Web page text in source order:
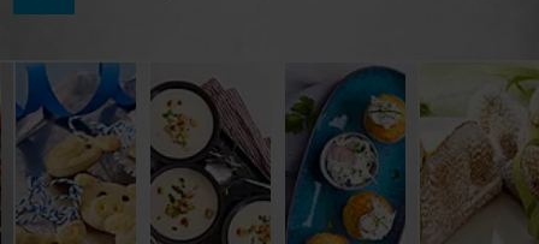
Frigărui de
carne tocată
cu brânză feta
și roșii
Cel mult 60 minute
Purceluși de
brânză
Cel mult 60 minute
Rafinat
Supă cremă de
brânză
Cel mult 60 minute
Simplu
primăvară cu
brânză
Cel mult 60 minute